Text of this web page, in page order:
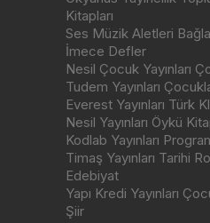
Kitapları
Ses Müzik Aletleri
İmece Defler
Nesil Çocuk Yayınları
Tudem Yayınları
Everest Yayınları Türk
Nesil Yayınları Öykü
Kodlab Yayınları
Timaş Yayınları Tarihi
Edebiyat
Yapı Kredi Yayınları
Şiir